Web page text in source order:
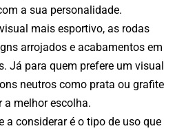
a sua personalidade.
mais esportivo, as rodas
arrojados e acabamentos em
Já para quem prefere um visual
neutros como prata ou grafite
a melhor escolha.
a considerar é o tipo de uso que